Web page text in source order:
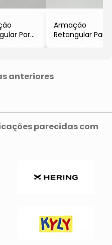
Para
Armação
Retangular Para
anteriores
parecidas com